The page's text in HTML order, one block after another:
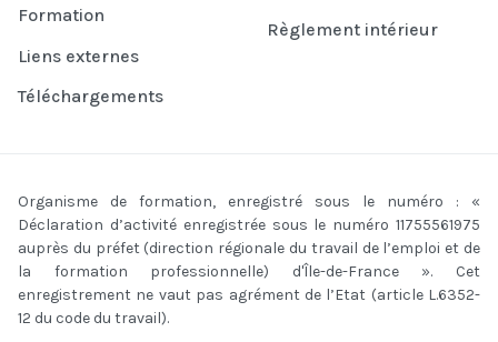
Formation
Liens externes
Téléchargements
Règlement intérieur
Organisme de formation, enregistré sous le numéro : «
Déclaration d’activité enregistrée sous le numéro 11755561975
auprès du préfet (direction régionale du travail de l’emploi et de
la formation professionnelle) d'Île-de-France ». Cet
enregistrement ne vaut pas agrément de l’Etat (article L.6352-
12 du code du travail).